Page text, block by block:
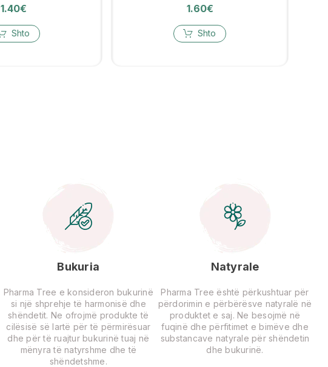
1.40€
Shto
1.60€
Shto
Bukuria
Pharma Tree e konsideron bukurinë
si një shprehje të harmonisë dhe
shëndetit. Ne ofrojmë produkte të
cilësisë së lartë për të përmirësuar
dhe për të ruajtur bukurinë tuaj në
mënyra të natyrshme dhe të
shëndetshme.
Natyrale
Pharma Tree është përkushtuar për
përdorimin e përbërësve natyralë në
produktet e saj. Ne besojmë në
fuqinë dhe përfitimet e bimëve dhe
substancave natyrale për shëndetin
dhe bukurinë.